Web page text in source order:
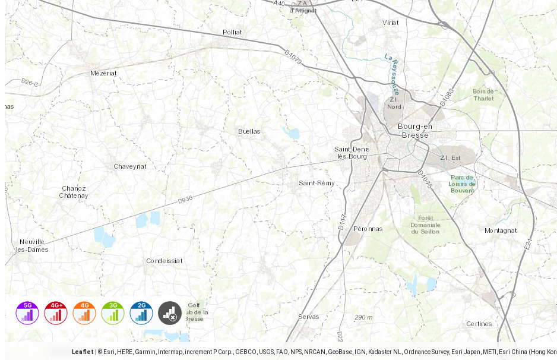
Leaflet © Esri, HERE, Garmin, Intermap, increment P Corp., GEBCO, USGS, FAO, NPS, NRCAN, GeoBase, IGN, Kadaster NL, Ordnance Survey, Esri Japan, METI, Esri China (Hong